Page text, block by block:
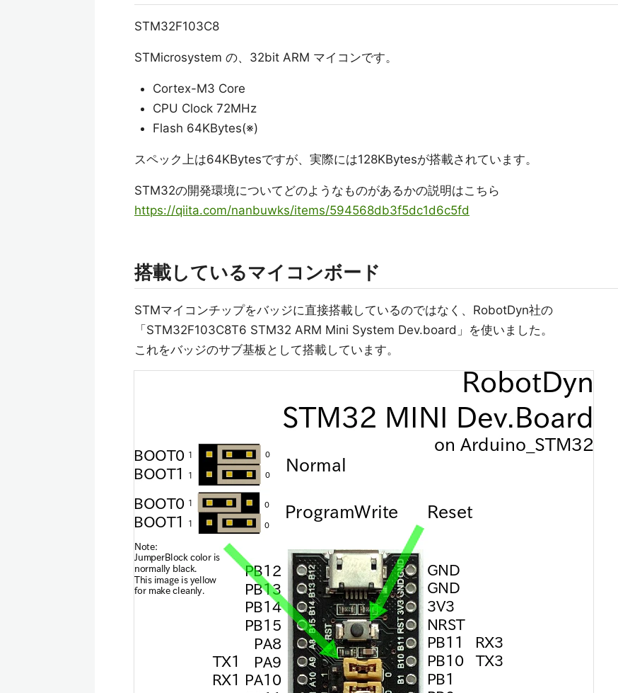
STM32F103C8
STMicrosystem の、32bit ARM マイコンです。
Cortex-M3 Core
CPU Clock 72MHz
Flash 64KBytes(※)
スペック上は64KBytesですが、実際には128KBytesが搭載されています。
STM32の開発環境についてどのようなものがあるかの説明はこちら
https://qiita.com/nanbuwks/items/594568db3f5dc1d6c5fd
搭載しているマイコンボード
STMマイコンチップをバッジに直接搭載しているのではなく、RobotDyn社の
「STM32F103C8T6 STM32 ARM Mini System Dev.board」を使いました。
これをバッジのサブ基板として搭載しています。